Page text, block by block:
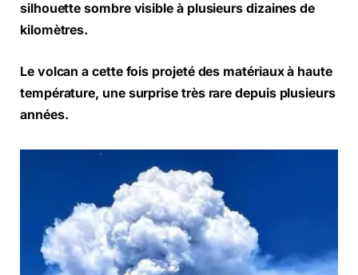
silhouette sombre visible à plusieurs dizaines de
kilomètres.
Le volcan a cette fois projeté des matériaux à haute
température, une surprise très rare depuis plusieurs
années.